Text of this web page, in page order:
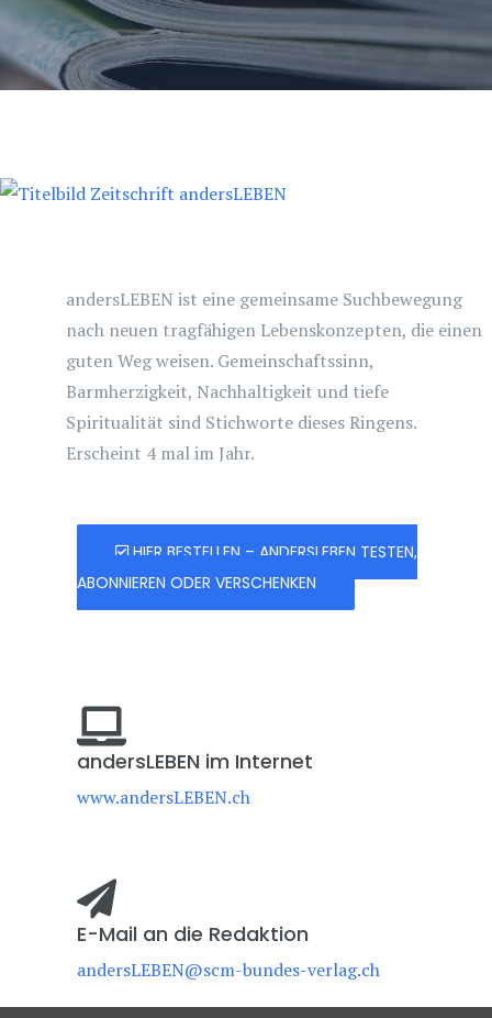
andersLEBEN ist eine gemeinsame Suchbewegung
nach neuen tragfähigen Lebenskonzepten, die einen
guten Weg weisen. Gemeinschaftssinn,
Barmherzigkeit, Nachhaltigkeit und tiefe
Spiritualität sind Stichworte dieses Ringens.
Erscheint 4 mal im Jahr.
HIER BESTELLEN – ANDERSLEBEN TESTEN,
ABONNIEREN ODER VERSCHENKEN
andersLEBEN im Internet
www.andersLEBEN.ch
E-Mail an die Redaktion
andersLEBEN@scm-bundes-verlag.ch